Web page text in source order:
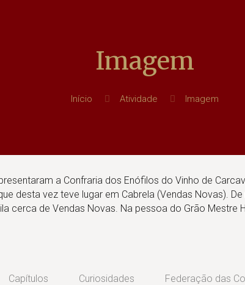
Imagem
Início Atividade Imagem
a Confraria dos Enófilos do Vinho de
desta vez teve lugar em Cabrela (Vendas Novas).
cerca de Vendas Novas. Na pessoa do Grão
Capítulos Curiosidades Federação das